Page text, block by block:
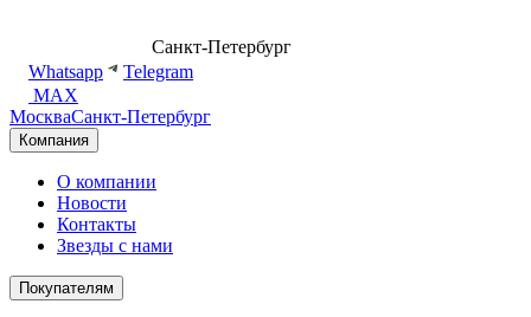
Санкт-Петербург
Whatsapp
Telegram
MAX
МоскваСанкт-Петербург
Компания
О компании
Новости
Контакты
Звезды с нами
Покупателям